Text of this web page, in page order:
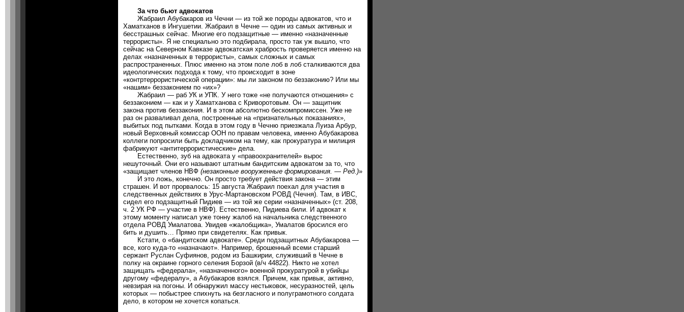
За что бьют адвокатов
Жабраил Абубакаров из Чечни — из той же породы адвокатов, что и
Хаматханов в Ингушетии. Жабраил в Чечне — один из самых активных и
бесстрашных сейчас. Многие его подзащитные — именно «назначенные
террористы». Я не специально это подбирала, просто так уж вышло, что
сейчас на Северном Кавказе адвокатская храбрость проверяется именно на
делах «назначенных в террористы», самых сложных и самых
распространенных. Плюс именно на этом поле лоб в лоб сталкиваются два
идеологических подхода к тому, что происходит в зоне
«контртеррористической операции»: мы ли законом по беззаконию? Или мы
«нашим» беззаконием по «их»?
Жабраил — раб УК и УПК. У него тоже «не получаются отношения» с
беззаконием — как и у Хаматханова с Криворотовым. Он — защитник
закона против беззакония. И в этом абсолютно бескомпромиссен. Уже не
раз он разваливал дела, построенные на «признательных показаниях»,
выбитых под пытками. Когда в этом году в Чечню приезжала Луиза Арбур,
новый Верховный комиссар ООН по правам человека, именно Абубакарова
коллеги попросили быть докладчиком на тему, как прокуратура и милиция
фабрикуют «антитеррористические» дела.
Естественно, зуб на адвоката у «правоохранителей» вырос
нешуточный. Они его называют штатным бандитским адвокатом за то, что
«защищает членов НВФ (незаконные вооруженные формирования. — Ред.)»
И это ложь, конечно. Он просто требует действия закона — этим
страшен. И вот прорвалось: 15 августа Жабраил поехал для участия в
следственных действиях в Урус-Мартановском РОВД (Чечня). Там, в ИВС,
сидел его подзащитный Пидиев — из той же серии «назначенных» (ст. 208,
ч. 2 УК РФ — участие в НВФ). Естественно, Пидиева били. И адвокат к
этому моменту написал уже тонну жалоб на начальника следственного
отдела РОВД Умалатова. Увидев «жалобщика», Умалатов бросился его
бить и душить… Прямо при свидетелях. Как привык.
Кстати, о «бандитском адвокате». Среди подзащитных Абубакарова —
все, кого куда-то «назначают». Например, брошенный всеми старший
сержант Руслан Суфиянов, родом из Башкирии, служивший в Чечне в
полку на окраине горного селения Борзой (в/ч 44822). Никто не хотел
защищать «федерала», «назначенного» военной прокуратурой в убийцы
другому «федералу», а Абубакаров взялся. Причем, как привык, активно,
невзирая на погоны. И обнаружил массу нестыковок, несуразностей, цель
которых — побыстрее спихнуть на безгласного и полуграмотного солдата
дело, в котором не хочется копаться.